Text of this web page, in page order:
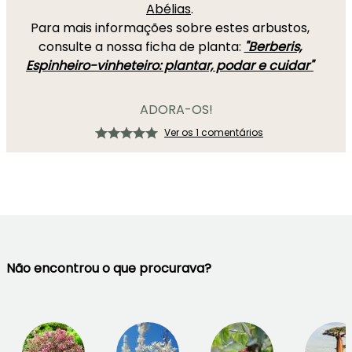
Abélias.
Para mais informações sobre estes arbustos,
consulte a nossa ficha de planta: "Berberis,
Espinheiro-vinheteiro: plantar, podar e cuidar"
ADORA-OS!
Ver os 1 comentários
Não encontrou o que procurava?